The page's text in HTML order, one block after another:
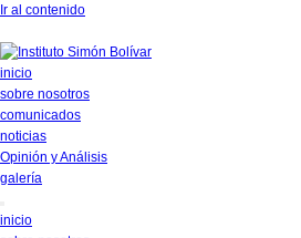
Ir al contenido
inicio
sobre nosotros
comunicados
noticias
Opinión y Análisis
galería
inicio